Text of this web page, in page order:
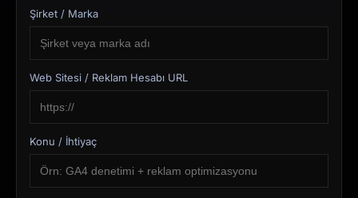
Şirket / Marka
Web Sitesi / Reklam Hesabı URL
Konu / İhtiyaç